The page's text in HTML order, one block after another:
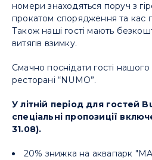
номери знаходяться поруч з
прокатом спорядження та кас
Також наші гості мають
витягів взимку.
Смачно поснідати гості
ресторані “NUMO”.
У літній період для гостей
спеціальні пропозиції
31.08).
20% знижка на аквапарк